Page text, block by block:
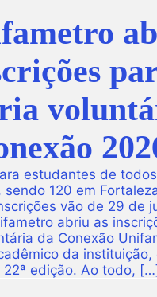
estudantes de
sendo 120 em
vão de 29 de
abriu as
da Conexão
da instituição,
22ª edição. Ao todo,